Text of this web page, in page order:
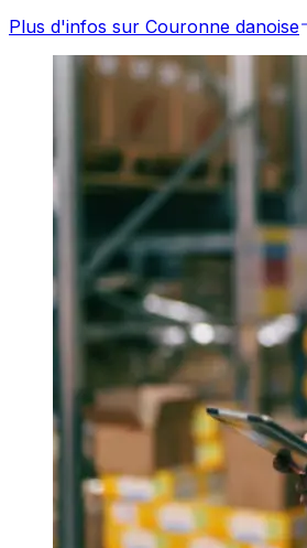
Plus d'infos sur Couronne danoise